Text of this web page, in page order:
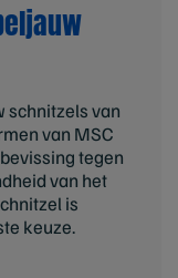
schnitzels van
van MSC
tegen
van het
is
keuze.